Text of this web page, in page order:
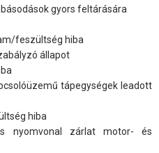
gyors feltárására
feszültség hiba
állapot
tápegységek leadott
hiba
nyomvonal zárlat motor- és